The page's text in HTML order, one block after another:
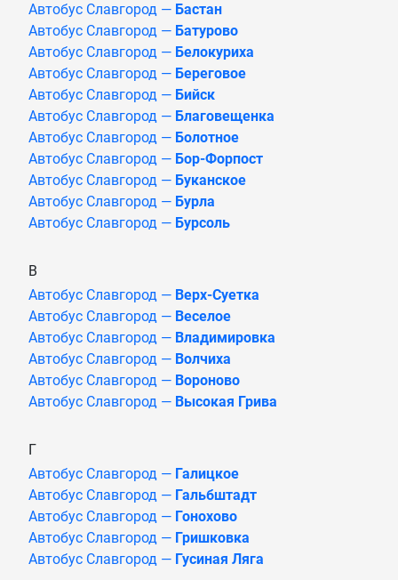
Автобус Славгород — Бастан
Автобус Славгород — Батурово
Автобус Славгород — Белокуриха
Автобус Славгород — Береговое
Автобус Славгород — Бийск
Автобус Славгород — Благовещенка
Автобус Славгород — Болотное
Автобус Славгород — Бор-Форпост
Автобус Славгород — Буканское
Автобус Славгород — Бурла
Автобус Славгород — Бурсоль
В
Автобус Славгород — Верх-Суетка
Автобус Славгород — Веселое
Автобус Славгород — Владимировка
Автобус Славгород — Волчиха
Автобус Славгород — Вороново
Автобус Славгород — Высокая Грива
Г
Автобус Славгород — Галицкое
Автобус Славгород — Гальбштадт
Автобус Славгород — Гонохово
Автобус Славгород — Гришковка
Автобус Славгород — Гусиная Ляга